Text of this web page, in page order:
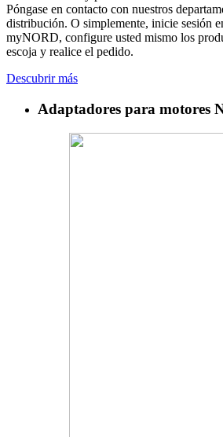
Póngase en contacto con nuestros
distribución. O simplemente, inicie sesión
myNORD, configure usted mismo los
escoja y realice el pedido.
Descubrir más
Adaptadores para motores